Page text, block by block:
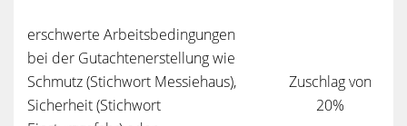
erschwerte Arbeitsbedingungen
bei der Gutachtenerstellung wie
Schmutz (Stichwort Messiehaus),
Sicherheit (Stichwort
Zuschlag von
20%